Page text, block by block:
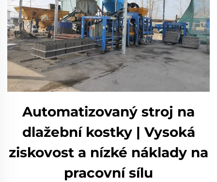
Automatizovaný stroj na
dlažební kostky | Vysoká
ziskovost a nízké náklady na
pracovní sílu